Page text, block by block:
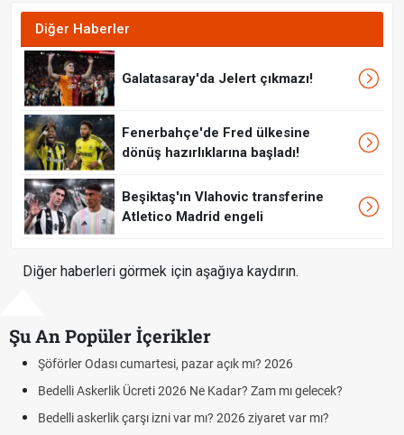
Diğer Haberler
Galatasaray'da Jelert çıkmazı!
Fenerbahçe'de Fred ülkesine
dönüş hazırlıklarına başladı!
Beşiktaş'ın Vlahovic transferine
Atletico Madrid engeli
Diğer haberleri görmek için aşağıya kaydırın.
Şu An Popüler İçerikler
gelecek?
var mı?
Aras Kargo Cumartesi-pazar açık mı? 2026